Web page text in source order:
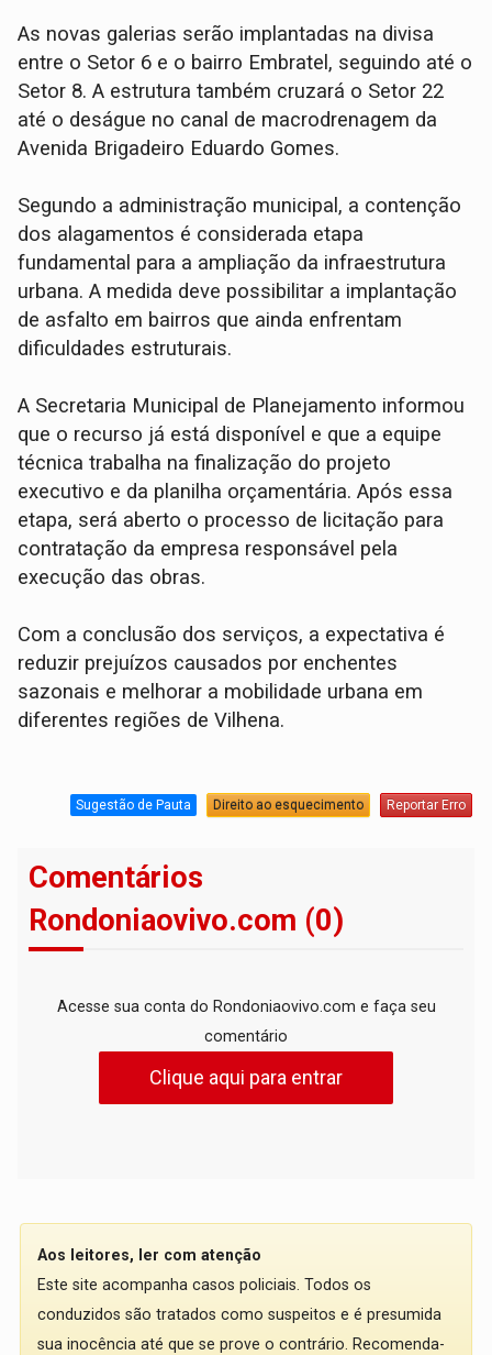
As novas galerias serão implantadas na divisa
entre o Setor 6 e o bairro Embratel, seguindo até o
Setor 8. A estrutura também cruzará o Setor 22
até o deságue no canal de macrodrenagem da
Avenida Brigadeiro Eduardo Gomes.
Segundo a administração municipal, a contenção
dos alagamentos é considerada etapa
fundamental para a ampliação da infraestrutura
urbana. A medida deve possibilitar a implantação
de asfalto em bairros que ainda enfrentam
dificuldades estruturais.
A Secretaria Municipal de Planejamento informou
que o recurso já está disponível e que a equipe
técnica trabalha na finalização do projeto
executivo e da planilha orçamentária. Após essa
etapa, será aberto o processo de licitação para
contratação da empresa responsável pela
execução das obras.
Com a conclusão dos serviços, a expectativa é
reduzir prejuízos causados por enchentes
sazonais e melhorar a mobilidade urbana em
diferentes regiões de Vilhena.
Sugestão de Pauta Direito ao esquecimento Reportar Erro
Comentários
Rondoniaovivo.com (0)
Acesse sua conta do Rondoniaovivo.com e faça seu
comentário
Clique aqui para entrar
Aos leitores, ler com atenção
Este site acompanha casos policiais. Todos os
conduzidos são tratados como suspeitos e é presumida
sua inocência até que se prove o contrário. Recomenda-